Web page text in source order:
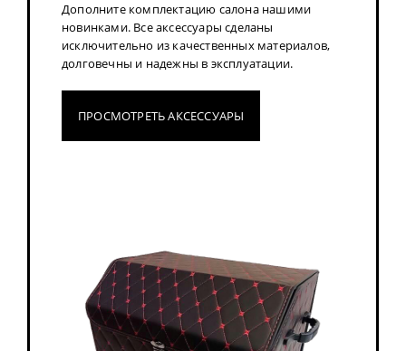
Дополните комплектацию салона нашими
новинками. Все аксессуары сделаны
исключительно из качественных материалов,
долговечны и надежны в эксплуатации.
ПРОСМОТРЕТЬ АКСЕССУАРЫ